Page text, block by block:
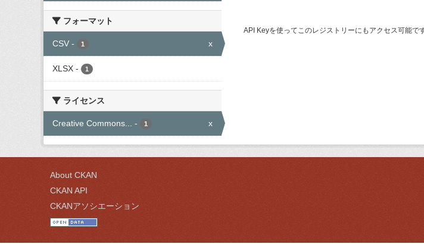
フォーマット
CSV - 1 x
XLSX - 1
ライセンス
Creative Commons... - 1 x
API Keyを使ってこのレジストリーにもアクセス可能で
About CKAN
CKAN API
CKANアソシエーション